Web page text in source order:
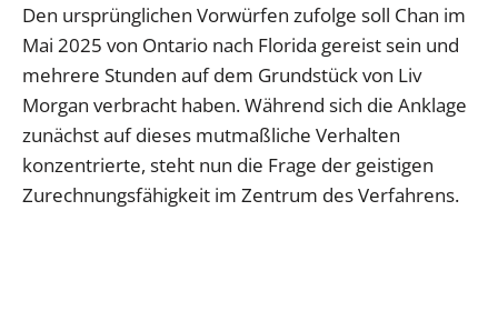
Den ursprünglichen Vorwürfen zufolge soll Chan im
Mai 2025 von Ontario nach Florida gereist sein und
mehrere Stunden auf dem Grundstück von Liv
Morgan verbracht haben. Während sich die Anklage
zunächst auf dieses mutmaßliche Verhalten
konzentrierte, steht nun die Frage der geistigen
Zurechnungsfähigkeit im Zentrum des Verfahrens.